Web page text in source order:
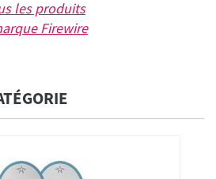
les produits
Firewire